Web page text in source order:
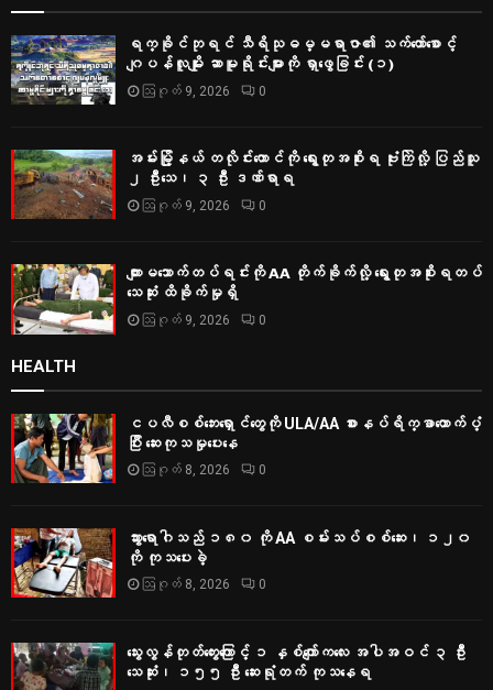
ရက္ခိုင်ဘုရင် သီရိသုဓမ္မရာဇာ၏ သက်တော်စောင့်
ဂျပန်လူမျိုး ဆာမူရိုင်းများကို ရှာဖွေခြင်း (၁)
ဩဂုတ် 9, 2026 0
အမ်းမြို့နယ် တလိုင်းတောင်ကို ရွေးတုအစိုးရ ဗုံးကြဲလို့ ပြည်သူ
၂ ဦးသေ၊ ၃ ဦး ဒဏ်ရာရ
ဩဂုတ် 9, 2026 0
ကျားမသောက်တပ်ရင်းကို AA တိုက်ခိုက်လို့ ရွေးတုအစိုးရတပ်
သေဆုံး ထိခိုက်မှုရှိ
ဩဂုတ် 9, 2026 0
HEALTH
ငပလီစစ်ဘေးရှောင်တွေကို ULA/AA စားနပ်ရိက္ခာထောက်ပံ့
ပြီး ဆေးကုသမှုပေးနေ
ဩဂုတ် 8, 2026 0
သွားရောဂါသည် ၁၈၀ ကို AA စမ်းသပ်စစ်ဆေး၊ ၁၂၀
ကို ကုသပေးခဲ့
ဩဂုတ် 8, 2026 0
သွေးလွန်တုတ်ကွေးကြောင့် ၁ နှစ်ကျော်ကလေး အပါအဝင် ၃ ဦး
သေဆုံး၊ ၁၅၅ ဦး ဆေးရုံတက် ကုသနေရ